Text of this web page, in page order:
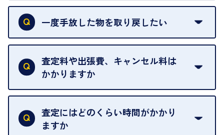
申し訳ありませんが、現在はご来店の予約は承って
おりません。
を整えておりますので、お好きな時にお越しくださ
い。
お急ぎの場合はスタッフに一言お声がけください。
可能な限り、迅速に対応させていただきます。
一度手放した物を取り戻したい
当店は質店ではありませんので、買い取ったお品物
は基本的に販売へと回されます。買い戻しはできま
せんので、ご了承ください。
グオフが可能です。
契約破棄という形で、お品物をお戻しすることがで
きます。
査定料や出張費、キャンセル料は
かかりますか
一切いただいておりません。査定金額にご納得いた
だけない場合は、その場でお断りいただいても問題
ございません。お気軽にご相談ください。
査定にはどのくらい時間がかかり
ますか